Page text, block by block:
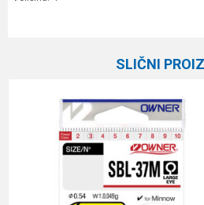
Owner
Pakovanje 14
0.68
4
SLIČNI